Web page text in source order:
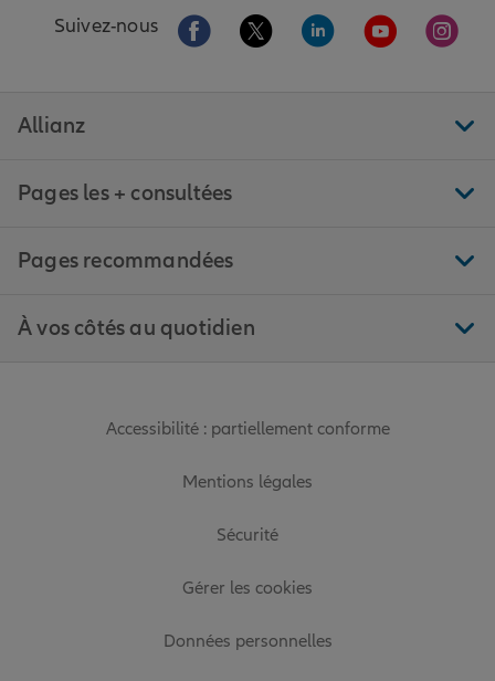
Suivez-nous Aller sur la page Facebook de Allianz
Aller sur la page Twitter de
Aller sur la page
Aller sur la
Aller
Allianz
Pages les + consultées
Pages recommandées
À vos côtés au quotidien
Accessibilité : partiellement conforme
Mentions légales
Sécurité
Gérer les cookies
Données personnelles